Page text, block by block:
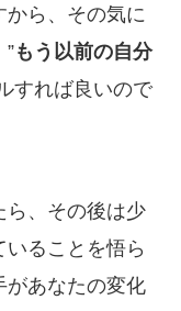
から、その気に
もう以前の自分
すれば良いので
ら、その後は少
いることを悟ら
があなたの変化